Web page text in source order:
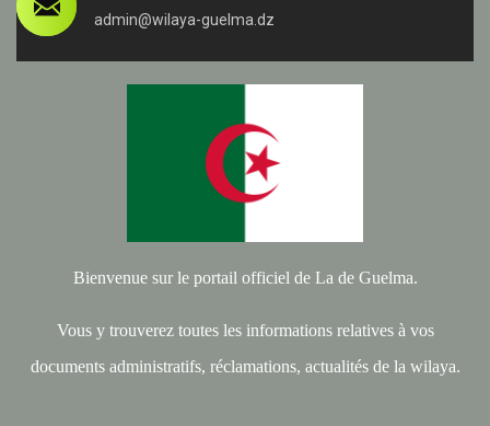
admin@wilaya-guelma.dz
Bienvenue sur le portail officiel de La de Guelma.
Vous y trouverez toutes les informations relatives à vos
documents administratifs, réclamations, actualités de la wilaya.